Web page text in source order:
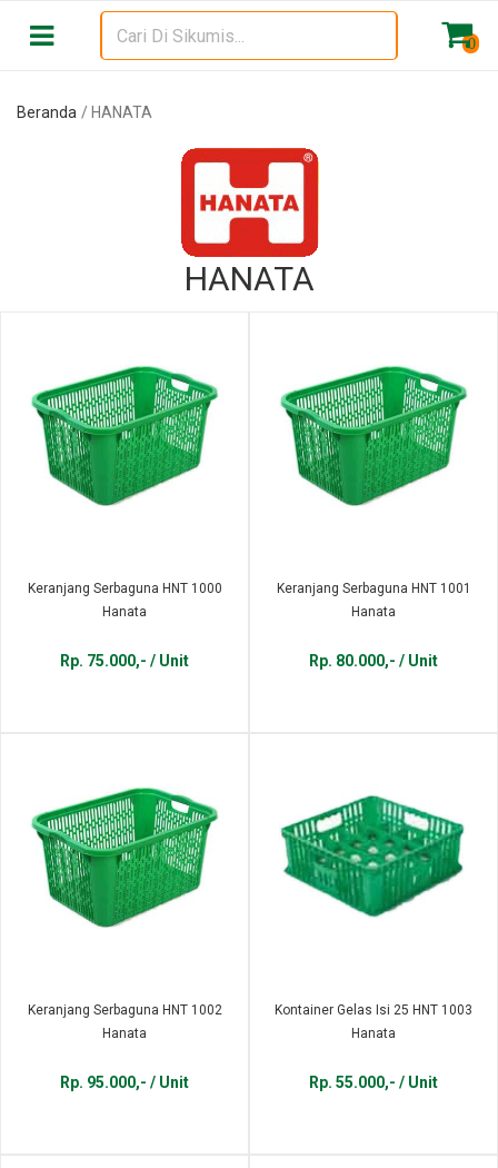
0
Beranda
Beranda HANATA
HANATA
Keranjang Serbaguna HNT 1000
Hanata
Rp. 75.000,- / Unit
Keranjang Serbaguna HNT 1001
Hanata
Rp. 80.000,- / Unit
Keranjang Serbaguna HNT 1002
Hanata
Rp. 95.000,- / Unit
Kontainer Gelas Isi 25 HNT 1003
Hanata
Rp. 55.000,- / Unit